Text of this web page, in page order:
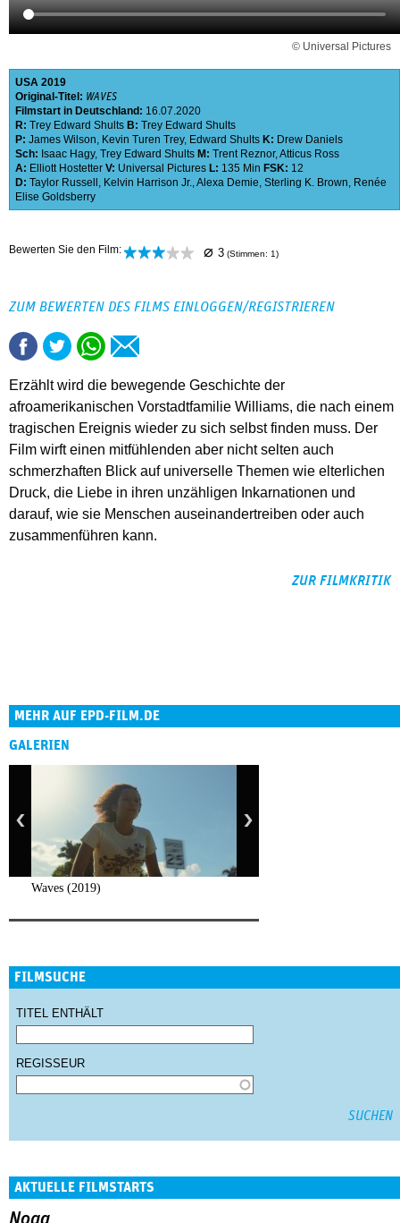
© Universal Pictures
USA 2019
Original-Titel: WAVES
Filmstart in Deutschland: 16.07.2020
R: Trey Edward Shults B: Trey Edward Shults
P: James Wilson, Kevin Turen Trey, Edward Shults K: Drew Daniels
Sch: Isaac Hagy, Trey Edward Shults M: Trent Reznor,Atticus Ross
A: Elliott Hostetter V: Universal Pictures L: 135 Min FSK: 12
D: Taylor Russell , Kelvin Harrison Jr.,Alexa Demie, Sterling K. Brown, Renée
Elise Goldsberry
Bewerten Sie den Film: ⌀ 3 (Stimmen: 1)
ZUM BEWERTEN DES FILMS EINLOGGEN/REGISTRIEREN
Erzählt wird die bewegende Geschichte der
afroamerikanischen Vorstadtfamilie Williams, die nach einem
tragischen Ereignis wieder zu sich selbst finden muss. Der
Film wirft einen mitfühlenden aber nicht selten auch
schmerzhaften Blick auf universelle Themen wie elterlichen
Druck, die Liebe in ihren unzähligen Inkarnationen und
darauf, wie sie Menschen auseinandertreiben oder auch
zusammenführen kann.
ZUR FILMKRITIK
MEHR AUF EPD-FILM.DE
GALERIEN
Waves (2019)
FILMSUCHE
TITEL ENTHÄLT
REGISSEUR
AKTUELLE FILMSTARTS